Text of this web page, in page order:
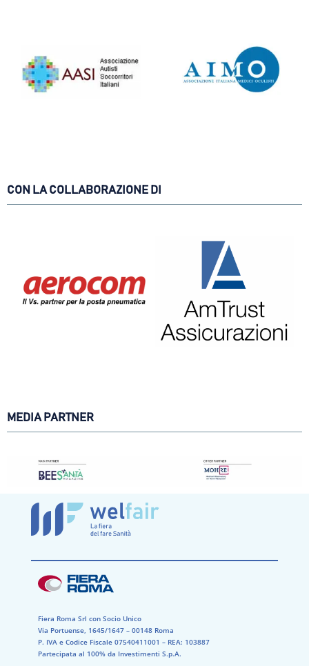
CON LA COLLABORAZIONE DI
MEDIA PARTNER
Fiera Roma Srl con Socio Unico
Via Portuense, 1645/1647 – 00148 Roma
P. IVA e Codice Fiscale 07540411001​ – REA: 103887​
Partecipata al 100% da Investimenti S.p.A.